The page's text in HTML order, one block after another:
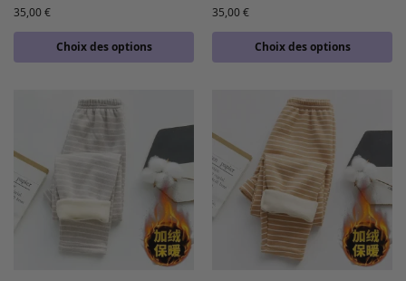
35,00€
Choix des options
35,00€
Choix des options